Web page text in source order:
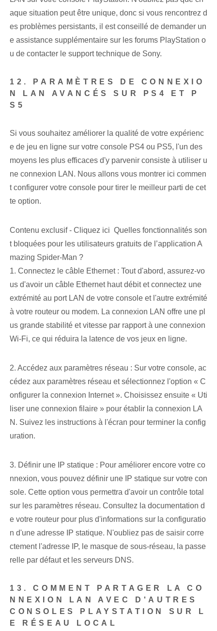
aque situation peut être unique, donc si vous rencontrez d
es problèmes persistants, il est conseillé de demander un
e assistance supplémentaire sur les forums PlayStation o
u de contacter le support technique de Sony.
12. PARAMÈTRES DE CONNEXIO
N LAN AVANCÉS SUR PS4 ET P
S5
Si vous souhaitez améliorer la qualité de votre expérienc
e de jeu en ligne sur votre console PS4 ou PS5, l'un des
moyens les plus efficaces d'y parvenir consiste à utiliser u
ne connexion LAN. Nous allons vous montrer ici commen
t configurer votre console pour tirer le meilleur parti de cet
te option.
Contenu exclusif - Cliquez ici Quelles fonctionnalités son
t bloquées pour les utilisateurs gratuits de l’application A
mazing Spider-Man ?
1. Connectez le câble Ethernet : Tout d'abord, assurez-vo
us d'avoir un câble Ethernet haut débit et connectez une
extrémité au port LAN de votre console et l'autre extrémité
à votre routeur ou modem. La connexion LAN offre une pl
us grande stabilité et vitesse par rapport à une connexion
Wi-Fi, ce qui réduira la latence de vos jeux en ligne.
2. Accédez aux paramètres réseau : Sur votre console, ac
cédez aux paramètres réseau et sélectionnez l'option « C
onfigurer la connexion Internet ». Choisissez ensuite « Uti
liser une connexion filaire » pour établir la connexion LA
N. Suivez les instructions à l'écran pour terminer la config
uration.
3. Définir une IP statique : Pour améliorer encore votre co
nnexion, vous pouvez définir une IP statique sur votre con
sole. Cette option vous permettra d'avoir un contrôle total
sur les paramètres réseau. Consultez la documentation d
e votre routeur pour plus d'informations sur la configuratio
n d'une adresse IP statique. N'oubliez pas de saisir corre
ctement l'adresse IP, le masque de sous-réseau, la passe
relle par défaut et les serveurs DNS.
13. COMMENT PARTAGER LA CO
NNEXION LAN AVEC D'AUTRES
CONSOLES PLAYSTATION SUR L
E RÉSEAU LOCAL